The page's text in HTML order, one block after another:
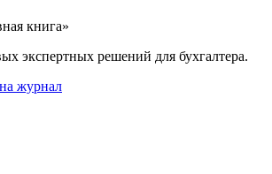
книга»
экспертных решений для бухгалтера.
журнал